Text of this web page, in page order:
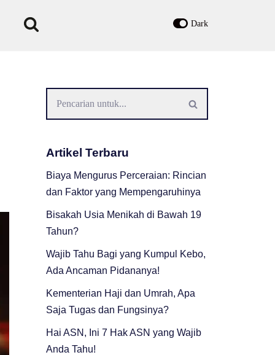
Dark
Artikel Terbaru
Biaya Mengurus Perceraian: Rincian
dan Faktor yang Mempengaruhinya
Bisakah Usia Menikah di Bawah 19
Tahun?
Wajib Tahu Bagi yang Kumpul Kebo,
Ada Ancaman Pidananya!
Kementerian Haji dan Umrah, Apa
Saja Tugas dan Fungsinya?
Hai ASN, Ini 7 Hak ASN yang Wajib
Anda Tahu!